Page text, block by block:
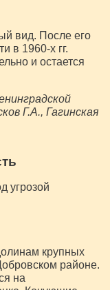
вид. После его
в 1960-х гг.
и остается
Г.А., Гагинская
угрозой
крупных
районе.
на